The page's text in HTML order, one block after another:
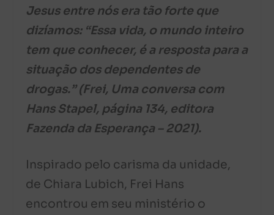
Jesus entre nós era tão forte que
dizíamos: “Essa vida, o mundo inteiro
tem que conhecer, é a resposta para a
situação dos dependentes de
drogas.” (Frei, Uma conversa com
Hans Stapel, página 134, editora
Fazenda da Esperança – 2021).
Inspirado pelo carisma da unidade,
de Chiara Lubich, Frei Hans
encontrou em seu ministério o